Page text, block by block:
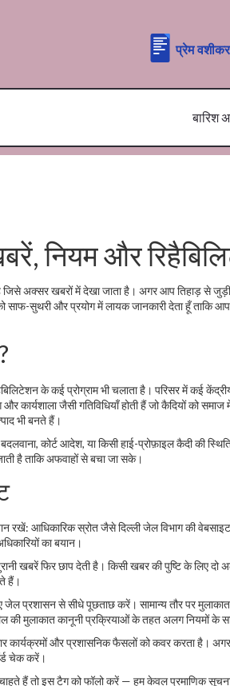
बारिश
नियम और
अक्सर खबरों में देखा जाता है। अगर आप तिहाड़ से
सुथरी और प्रयोग में लायक जानकारी देता हूँ ताकि
के कई प्रोग्राम भी चलाता है। परिसर में कई
कार्यशाला जैसी गतिविधियाँ होती हैं जो कैदियों को
भी बनते हैं।
कोर्ट आदेश, या किसी हाई-प्रोफ़ाइल कैदी की
है ताकि अफवाहों से बचा जा सके।
रखें: आधिकारिक स्रोत जैसे दिल्ली जेल विभाग की
का बयान।
खबरें फिर छाप देती है। किसी खबर की पुष्टि के लिए
हैं।
जेल प्रशासन से सीधे पूछताछ करें। सामान्य तौर पर
की मुलाकात कानूनी प्रक्रियाओं के तहत अलग नियमों के
और प्रशासनिक फैसलों को कवर करता है। अगर
चेक करें।
हैं तो इस टैग को फॉलो करें — हम केवल प्रमाणिक